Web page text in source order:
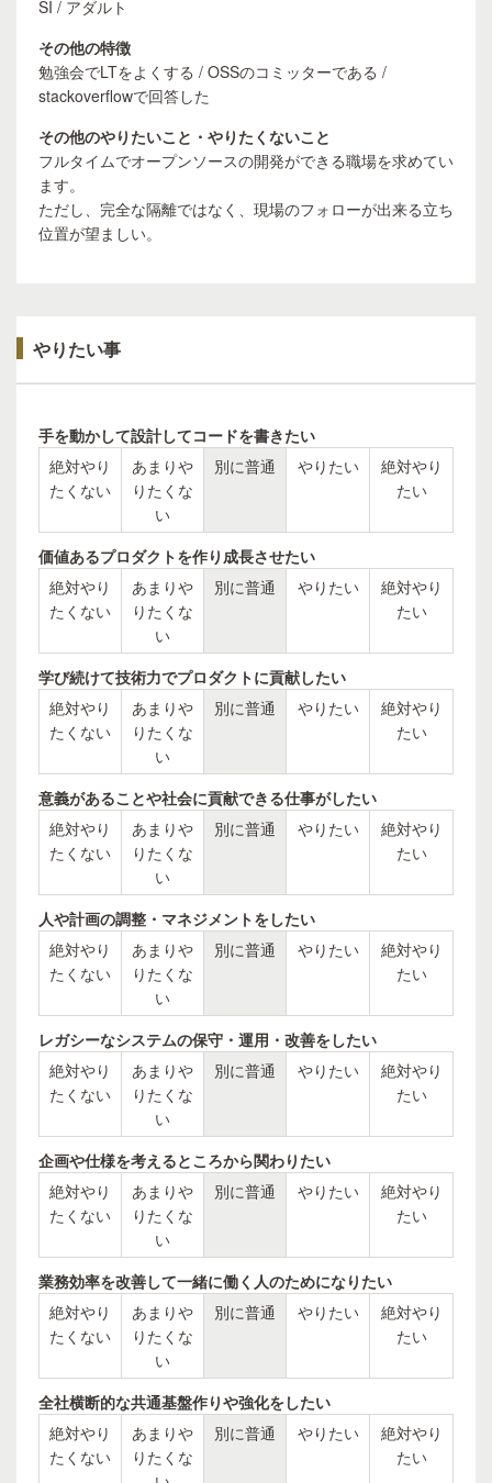
SI / アダルト
その他の特徴
勉強会でLTをよくする / OSSのコミッターである /
stackoverflowで回答した
その他のやりたいこと・やりたくないこと
フルタイムでオープンソースの開発ができる職場を求めてい
ます。
ただし、完全な隔離ではなく、現場のフォローが出来る立ち
位置が望ましい。
やりたい事
手を動かして設計してコードを書きたい
絶対やり
たくない
あまりや
りたくな
い
別に普通 やりたい
絶対やり
たい
価値あるプロダクトを作り成長させたい
絶対やり
たくない
あまりや
りたくな
い
別に普通 やりたい
絶対やり
たい
学び続けて技術力でプロダクトに貢献したい
絶対やり
たくない
あまりや
りたくな
い
別に普通 やりたい
絶対やり
たい
意義があることや社会に貢献できる仕事がしたい
絶対やり
たくない
あまりや
りたくな
い
別に普通 やりたい
絶対やり
たい
人や計画の調整・マネジメントをしたい
絶対やり
たくない
あまりや
りたくな
い
別に普通 やりたい
絶対やり
たい
レガシーなシステムの保守・運用・改善をしたい
絶対やり
たくない
あまりや
りたくな
い
別に普通 やりたい
絶対やり
たい
企画や仕様を考えるところから関わりたい
絶対やり
たくない
あまりや
りたくな
い
別に普通 やりたい
絶対やり
たい
業務効率を改善して一緒に働く人のためになりたい
絶対やり
たくない
あまりや
りたくな
い
別に普通 やりたい
絶対やり
たい
全社横断的な共通基盤作りや強化をしたい
絶対やり
たくない
あまりや
りたくな
別に普通 やりたい
絶対やり
たい